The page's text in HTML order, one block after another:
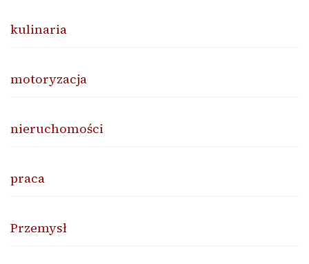
kulinaria
motoryzacja
nieruchomości
praca
Przemysł